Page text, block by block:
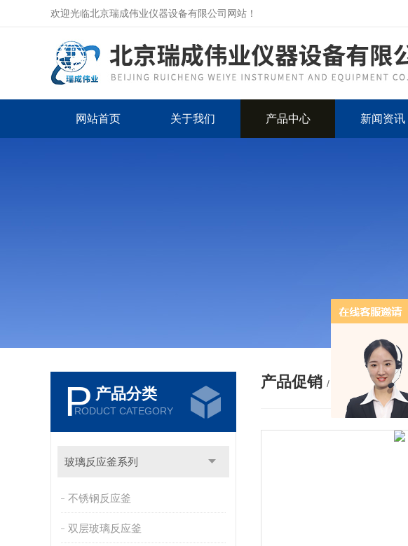
欢迎光临北京瑞成伟业仪器设备有限公司网站！
网站首页 关于我们 产品中心 新闻资讯
P 产品分类
RODUCT CATEGORY
玻璃反应釜系列
不锈钢反应釜
双层玻璃反应釜
产品促销 / PRODUCTS